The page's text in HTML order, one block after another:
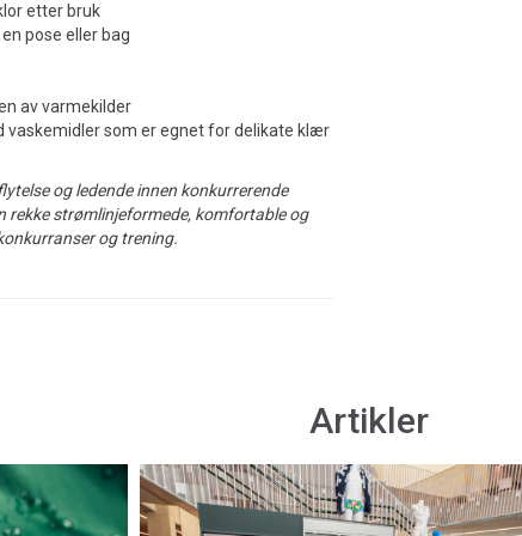
etter bruk
pose eller bag
av varmekilder
vaskemidler som er egnet for delikate klær
og ledende innen konkurrerende
rekke strømlinjeformede, komfortable og
og trening.
Artikler